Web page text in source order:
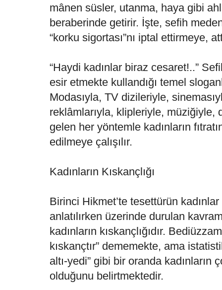
mânen süsler, utanma, haya gibi
beraberinde getirir. İşte, sefih
“korku sigortası”nı iptal ettirmeye,
“Haydi kadınlar biraz cesaret!..”
esir etmekte kullandığı temel
Modasıyla, TV dizileriyle,
reklâmlarıyla, klipleriyle, müziğiyle,
gelen her yöntemle kadınların
edilmeye çalışılır.
Kadınların Kıskançlığı
Birinci Hikmet’te tesettürün
anlatılırken üzerinde durulan
kadınların kıskançlığıdır.
kıskançtır” dememekte, ama
altı-yedi” gibi bir oranda kadınların
olduğunu belirtmektedir.